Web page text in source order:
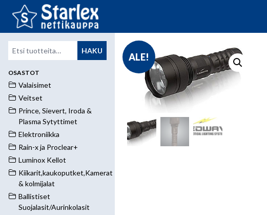
Etsi: HAKU
OSASTOT
Valaisimet
Veitset
Prince, Sievert, Iroda &
Plasma Sytyttimet
Elektroniikka
Rain-x ja Proclear+
Luminox Kellot
Kiikarit,kaukoputket,Kamerat
& kolmijalat
Ballistiset
Suojalasit/Aurinkolasit
ALE!